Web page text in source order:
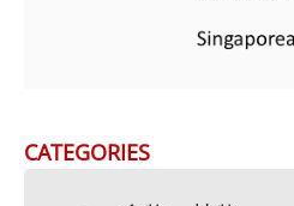
CATEGORIES